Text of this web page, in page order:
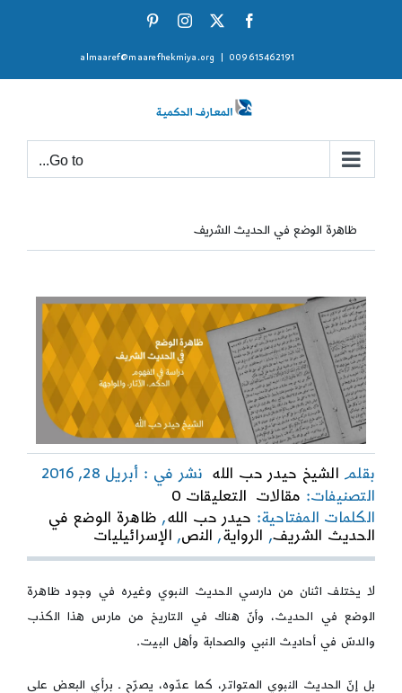
Facebook
X
Instagram
009615462191
almaaref@maarefhekmiya.org
Go to...
ظاهرة الوضع في الحديث الشريف
بقلم الشيخ حيدر حب الله نشر في : أبريل 28, 2016
التصنيفات: مقالات التعليقات 0
ظاهرة
الوضع
في
الحديث
الشريف
الكلمات المفتاحية: حيدر حب الله, ظاهرة الوضع في
الحديث الشريف, الرواية, النص, الإسرائيليات
لا يختلف اثنان من دارسي الحديث النبوي وغيره في وجود ظاهرة
الوضع في الحديث، وأنّ هناك في التاريخ من مارس هذا الكذب
والدسّ في أحاديث النبي والصحابة وأهل البيت.
بل إنّ الحديث النبوي المتواتر، كما عدّوه، يصرّح ـ برأي البعض على